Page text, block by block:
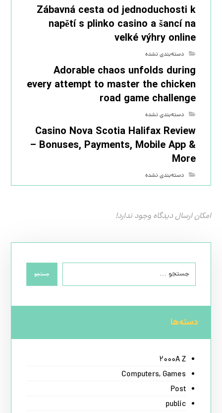
Zábavná cesta od jednoduchosti k
napětí s plinko casino a šancí na
velké výhry online
دسته‌بندی نشده
Adorable chaos unfolds during
every attempt to master the chicken
road game challenge
دسته‌بندی نشده
Casino Nova Scotia Halifax Review
– Bonuses, Payments, Mobile App &
More
دسته‌بندی نشده
امکان ارسال دیدگاه وجود ندارد!
جستجو
دسته‌ها
2000A Z
Computers, Games
Post
public